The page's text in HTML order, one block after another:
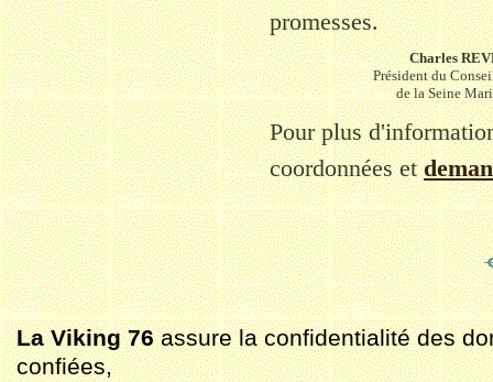
promesses.
Charles
Président du
de la Seine
Pour plus
coordonnées et
La Viking 76assure la confidentialité des
confiées,